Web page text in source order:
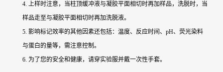
4. 上样时注意，当柱顶缓冲液与凝胶平面相切时再加样品，洗脱时，当
样品走至与凝胶平面相切时再加洗脱液。
5. 影响标记效率的其他因素还包括：温度、反应时间、pH、荧光染料
与蛋白的量等，需注意控制。
6. 为了您的安全和健康，请穿实验服并戴一次性手套。